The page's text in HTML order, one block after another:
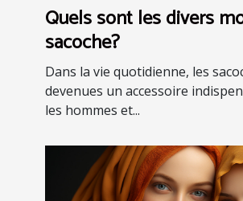
Quels sont les divers
sacoche?
Dans la vie quotidienne, les
devenues un accessoire
les hommes et...